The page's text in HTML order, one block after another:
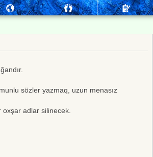
sözler yazmaq, uzun menasız
adlar silinecek.